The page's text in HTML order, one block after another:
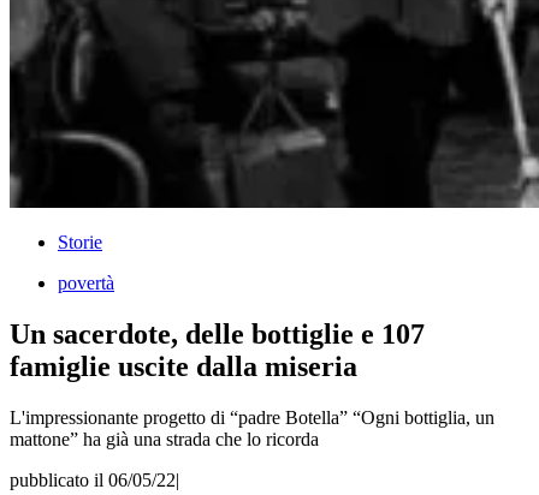
Storie
povertà
Un sacerdote, delle bottiglie e 107
famiglie uscite dalla miseria
L'impressionante progetto di “padre Botella” “Ogni bottiglia, un
mattone” ha già una strada che lo ricorda
pubblicato il 06/05/22|